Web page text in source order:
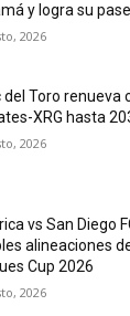
y logra su
2026
del Toro renueva
XRG hasta
2026
vs San Diego
alineaciones
Cup 2026
2026